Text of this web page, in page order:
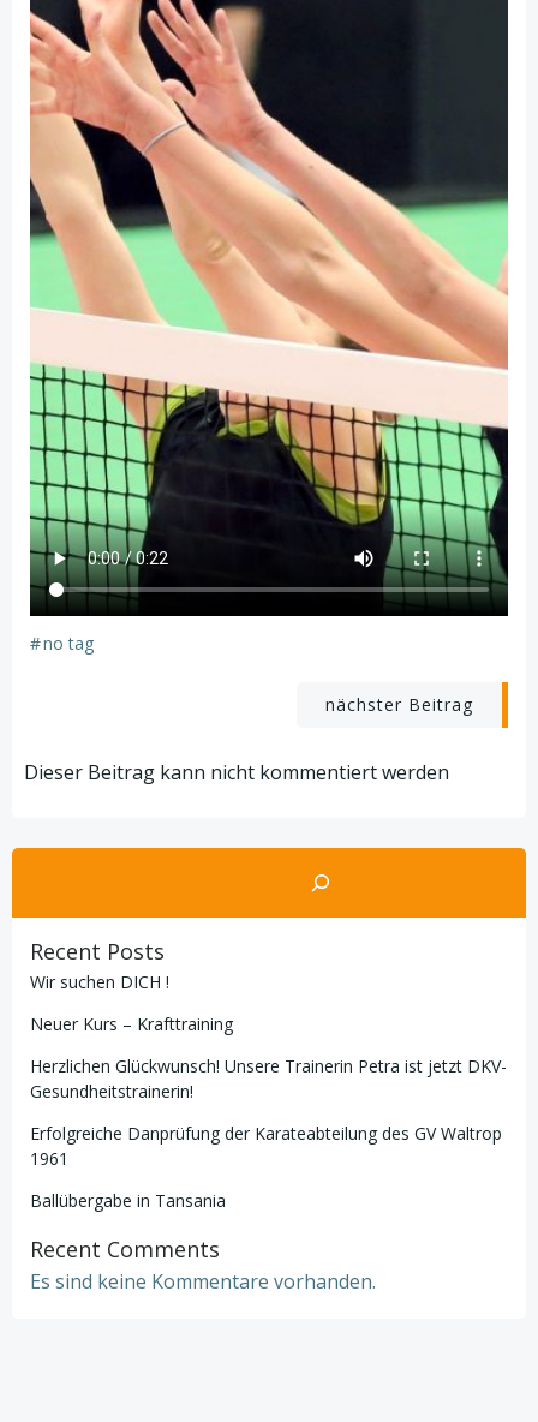
#no tag
nächster Beitrag
Dieser Beitrag kann nicht kommentiert werden
Suchen
Recent Posts
Wir suchen DICH !
Neuer Kurs – Krafttraining
Herzlichen Glückwunsch! Unsere Trainerin Petra ist jetzt DKV-
Gesundheitstrainerin!
Erfolgreiche Danprüfung der Karateabteilung des GV Waltrop
1961
Ballübergabe in Tansania
Recent Comments
Es sind keine Kommentare vorhanden.